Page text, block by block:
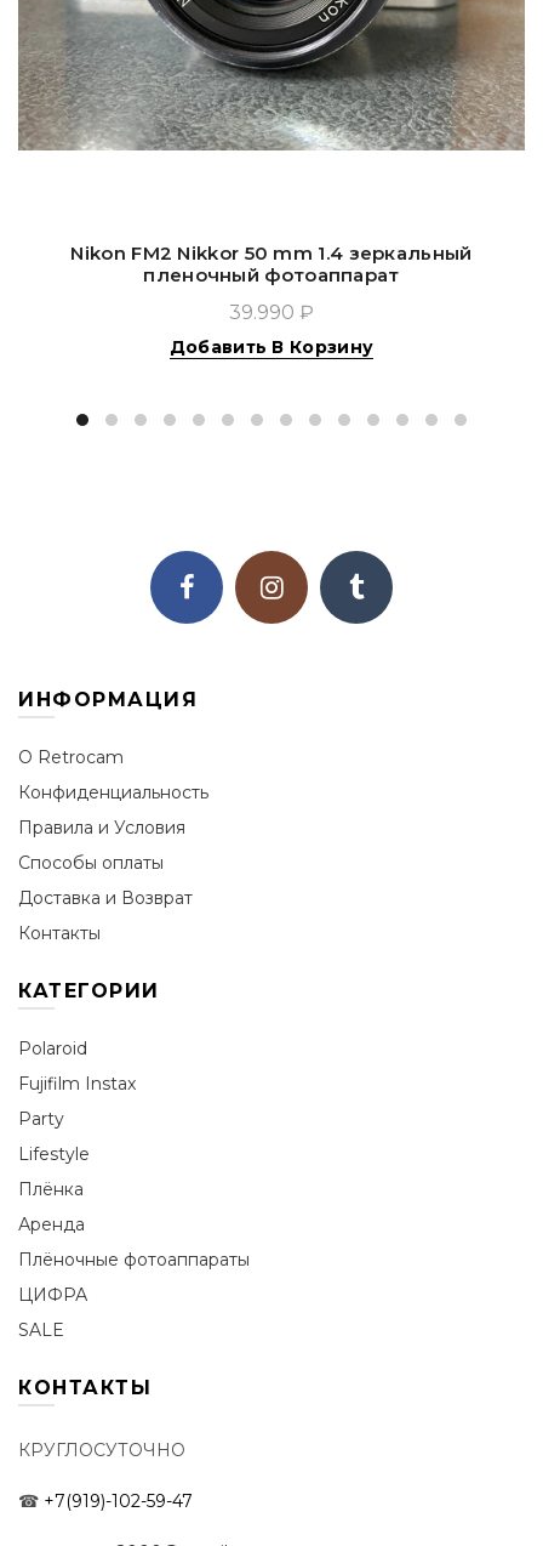
Nikon FM2 Nikkor 50 mm 1.4 зеркальный
пленочный фотоаппарат
39.990 ₽
Добавить В Корзину
ИНФОРМАЦИЯ
О Retrocam
Конфиденциальность
Правила и Условия
Способы оплаты
Доставка и Возврат
Контакты
КАТЕГОРИИ
Polaroid
Fujifilm Instax
Party
Lifestyle
Плёнка
Аренда
Плёночные фотоаппараты
ЦИФРА
SALE
КОНТАКТЫ
КРУГЛОСУТОЧНО
☎ +7(919)-102-59-47